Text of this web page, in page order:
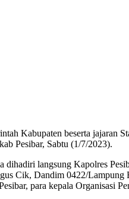
Kabupaten beserta jajaran
Pesibar, Sabtu (1/7/2023).
dihadiri langsung Kapolres
Cik, Dandim 0422/
para kepala Organisasi